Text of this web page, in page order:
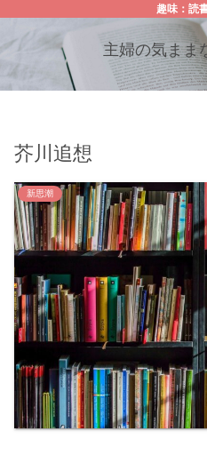
趣味：読
主婦の気まま
芥川追想
新思潮